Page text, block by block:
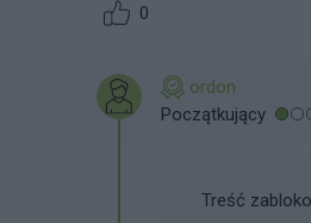
0
ordon
Początkujący
Treść